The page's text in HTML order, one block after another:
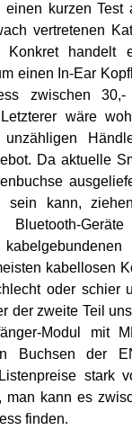
einen kurzen
vertretenen
Konkret
einen In-Ear
zwischen
wäre
Da aktuelle
sein kann,
kabellosen
oder schier
der zweite Teil
Modul mit
Buchsen der
stark
man kann es
finden.